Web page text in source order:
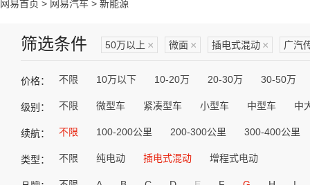
网易首页 > 网易汽车 > 新能源
筛选条件 50万以上 × 微面 × 插电式混动 × 广汽
价格： 不限 10万以下 10-20万 20-30万 30-50万
级别： 不限 微型车 紧凑型车 小型车 中型车 中
续航： 不限 100-200公里 200-300公里 300-400公里
类型： 不限 纯电动 插电式混动 增程式电动